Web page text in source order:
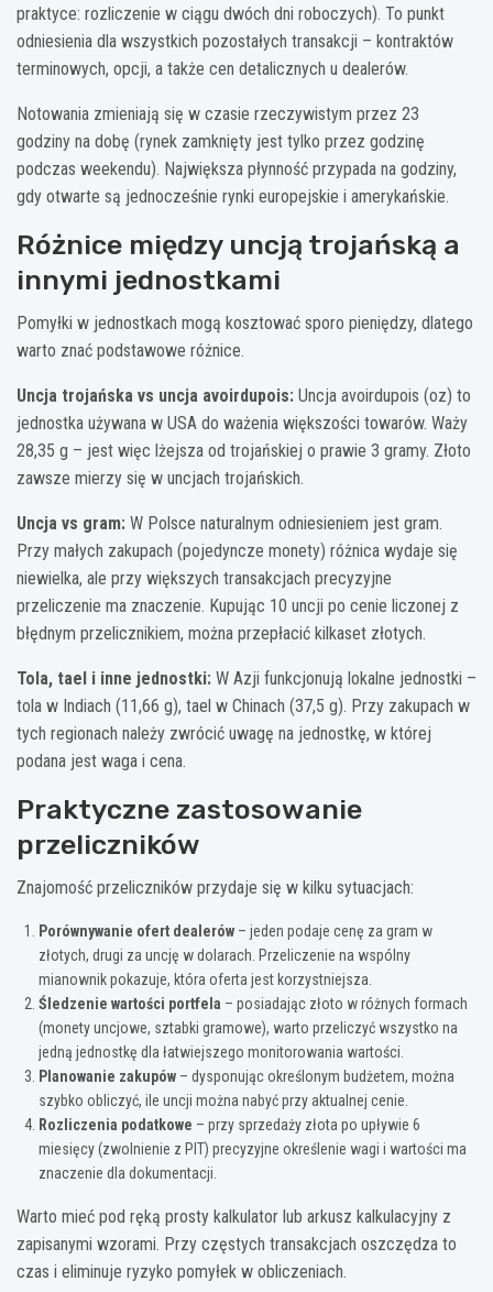
praktyce: rozliczenie w ciągu dwóch dni roboczych). To punkt
odniesienia dla wszystkich pozostałych transakcji – kontraktów
terminowych, opcji, a także cen detalicznych u dealerów.
Notowania zmieniają się w czasie rzeczywistym przez 23
godziny na dobę (rynek zamknięty jest tylko przez godzinę
podczas weekendu). Największa płynność przypada na godziny,
gdy otwarte są jednocześnie rynki europejskie i amerykańskie.
Różnice między uncją trojańską a
innymi jednostkami
Pomyłki w jednostkach mogą kosztować sporo pieniędzy, dlatego
warto znać podstawowe różnice.
Uncja trojańska vs uncja avoirdupois: Uncja avoirdupois (oz) to
jednostka używana w USA do ważenia większości towarów. Waży
28,35 g – jest więc lżejsza od trojańskiej o prawie 3 gramy. Złoto
zawsze mierzy się w uncjach trojańskich.
Uncja vs gram: W Polsce naturalnym odniesieniem jest gram.
Przy małych zakupach (pojedyncze monety) różnica wydaje się
niewielka, ale przy większych transakcjach precyzyjne
przeliczenie ma znaczenie. Kupując 10 uncji po cenie liczonej z
błędnym przelicznikiem, można przepłacić kilkaset złotych.
Tola, tael i inne jednostki: W Azji funkcjonują lokalne jednostki –
tola w Indiach (11,66 g), tael w Chinach (37,5 g). Przy zakupach w
tych regionach należy zwrócić uwagę na jednostkę, w której
podana jest waga i cena.
Praktyczne zastosowanie
przeliczników
Znajomość przeliczników przydaje się w kilku sytuacjach:
Porównywanie ofert dealerów – jeden podaje cenę za gram w
złotych, drugi za uncję w dolarach. Przeliczenie na wspólny
mianownik pokazuje, która oferta jest korzystniejsza.
Śledzenie wartości portfela – posiadając złoto w różnych formach
(monety uncjowe, sztabki gramowe), warto przeliczyć wszystko na
jedną jednostkę dla łatwiejszego monitorowania wartości.
Planowanie zakupów – dysponując określonym budżetem, można
szybko obliczyć, ile uncji można nabyć przy aktualnej cenie.
Rozliczenia podatkowe – przy sprzedaży złota po upływie 6
miesięcy (zwolnienie z PIT) precyzyjne określenie wagi i wartości ma
znaczenie dla dokumentacji.
Warto mieć pod ręką prosty kalkulator lub arkusz kalkulacyjny z
zapisanymi wzorami. Przy częstych transakcjach oszczędza to
czas i eliminuje ryzyko pomyłek w obliczeniach.